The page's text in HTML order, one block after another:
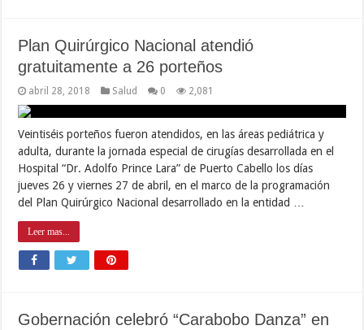
Plan Quirúrgico Nacional atendió
gratuitamente a 26 porteños
abril 28, 2018 Salud 0 2,081
Veintiséis porteños fueron atendidos, en las áreas pediátrica y
adulta, durante la jornada especial de cirugías desarrollada en el
Hospital “Dr. Adolfo Prince Lara” de Puerto Cabello los días
jueves 26 y viernes 27 de abril, en el marco de la programación
del Plan Quirúrgico Nacional desarrollado en la entidad …
Leer mas...
Gobernación celebró “Carabobo Danza” en